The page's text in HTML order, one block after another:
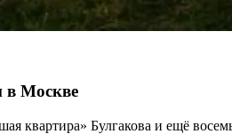
в Москве
квартира» Булгакова и ещё